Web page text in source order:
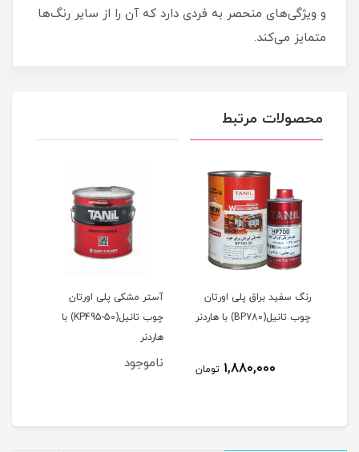
و ویژگی‌های منحصر به فردی دارد که آن را از سایر رنگ‌ها
متمایز می‌کند.
محصولات مرتبط
رنگ سفید براق پلی اورتان
چوب تانیل(BP780) با هاردنر
1,880,000 تومان
آستر مشکی پلی اورتان
چوب تانیل(KP495-50) با
هاردنر
ناموجود